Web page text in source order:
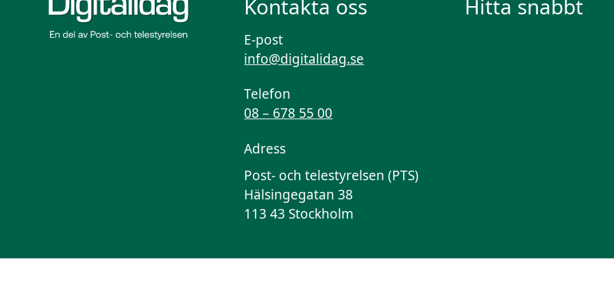
Kontakta oss
E-post
info@digitalidag.se
Telefon
08 – 678 55 00
Adress
Post- och telestyrelsen (PTS)
Hälsingegatan 38
113 43 Stockholm
Hitta snabbt